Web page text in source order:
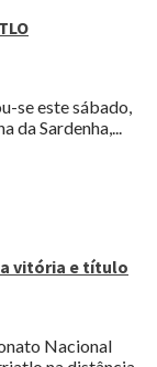
se este sábado,
da Sardenha,...
vitória e título
Nacional